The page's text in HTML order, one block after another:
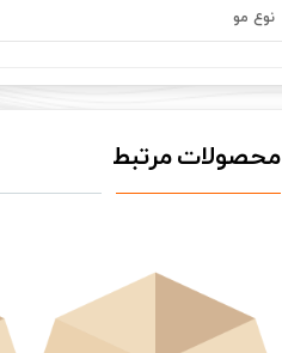
نوع مو
محصولات مرتبط